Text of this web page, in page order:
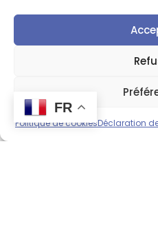
Politique de cookiesDéclaration
FR